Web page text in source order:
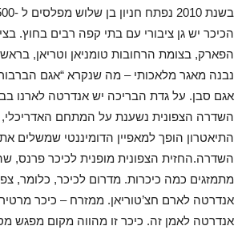
הכיכר יש גן ציבורי עם בתי קפה רבים בחוץ.
נבנה מאגר מלאכותי – מה שנקרא “אגם
אגם סבן. על גדת הבריכה יש אנדרטה לארנו
השדרה הצפונית נשענת על המתחם האדריכלי,
התיאטרון הופך למאפיין הדומיננטי שמשלים את
השדרה.החזית הצפונית מופנית לכיכר פרנס,
מתמזגים כמה כיכרות. מדרום לכיכר, כלומר,
אנדרטה לארם חצ’טוריאן. ממזרח – כיכר
אנדרטה לאמן זה. כיכר זו מהווה מקום מפגש